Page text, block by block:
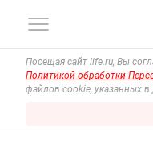
Посещая сайт life.ru, Вы
Политикой обработки
файлов cookie, указанных